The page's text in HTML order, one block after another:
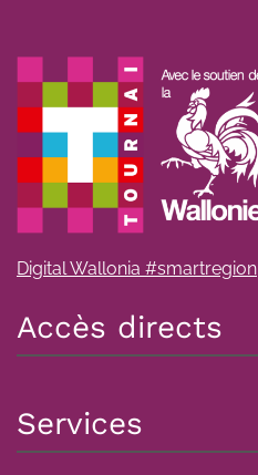
Digital Wallonia #smartregion
Accès directs
Services